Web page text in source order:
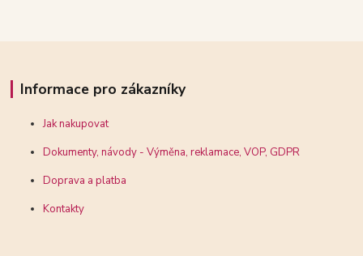
Informace pro zákazníky
Jak nakupovat
Dokumenty, návody - Výměna, reklamace, VOP, GDPR
Doprava a platba
Kontakty